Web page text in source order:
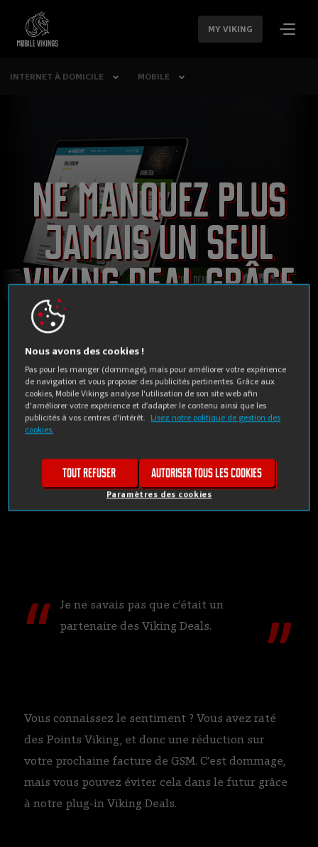
SAUTER LA
NAVIGATION
MY VIKING
INTERNET À DOMICILE MOBILE
Ne manquez plus
jamais un seul
Viking Deal grâce
décembre 22, 2021
J’ai oublié de passer par les Viking
Deals.
Je ne savais pas que c’était un
partenaire des Viking Deals.
Vous connaissez le sentiment ? Vous avez raté
des Points Viking, et donc une réduction sur
votre prochaine facture de GSM. C’est dommage,
mais vous pouvez éviter cela dans le futur grâce
à notre plug-in Viking Deals.
Nous avons des cookies !
Pas pour les manger (dommage), mais pour améliorer votre expérience
de navigation et vous proposer des publicités pertinentes. Grâce aux
cookies, Mobile Vikings analyse l'utilisation de son site web afin
d'améliorer votre expérience et d’adapter le contenu ainsi que les
publicités à vos centres d'intérêt.
Lisez notre politique de gestion des
cookies.
Paramètres des cookies
Tout refuser Autoriser tous les cookies